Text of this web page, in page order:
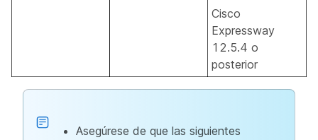
Cisco
Expressway
12.5.4 o
posterior
Asegúrese de que las siguientes